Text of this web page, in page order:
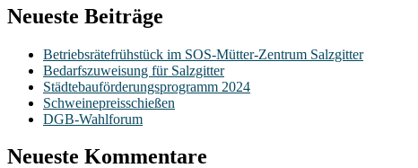
Neueste Beiträge
Betriebsrätefrühstück im SOS-Mütter-Zentrum Salzgitter
Bedarfszuweisung für Salzgitter
Städtebauförderungsprogramm 2024
Schweinepreisschießen
DGB-Wahlforum
Neueste Kommentare